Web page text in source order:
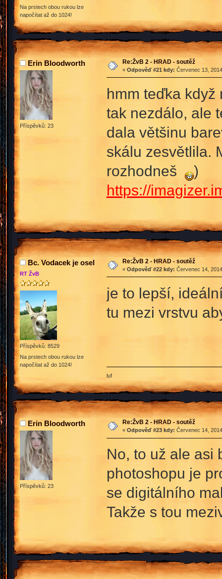
Na prstech obou rukou lze
napočítat až do 1024!
Erin Bloodworth
Příspěvků: 23
Re:ŽvB 2 - HRAD - soutěž
« Odpověď #21 kdy: Červenec 13,
hmm teďka když
tak nezdálo, ale
dala většinu
skálu zesvětlila.
rozhodneš
)
https://
Bc. Vodacek je osel
RT ŽvB
Příspěvků: 8529
Na prstech obou rukou lze
napočítat až do 1024!
Re:ŽvB 2 - HRAD - soutěž
« Odpověď #22 kdy: Červenec 14,
je to lepší,
tu mezi vrstvu
luf
Erin Bloodworth
Příspěvků: 23
Re:ŽvB 2 - HRAD - soutěž
« Odpověď #23 kdy: Červenec 14,
No, to už ale asi
photoshopu je
se digitálního
Takže s tou